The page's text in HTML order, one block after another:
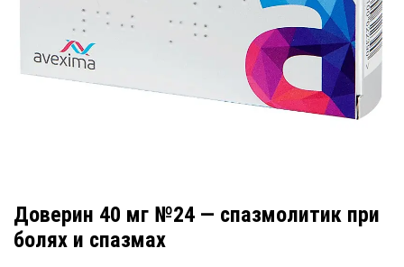
Доверин 40 мг №24 — спазмолитик при
болях и спазмах